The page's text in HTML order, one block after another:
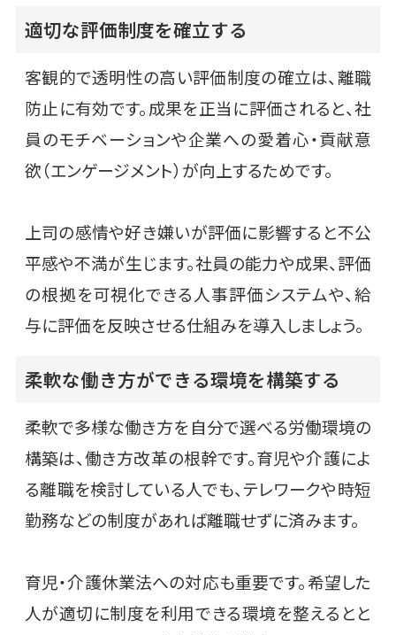
適切な評価制度を確立する
客観的で透明性の高い評価制度の確立は、離職
防止に有効です。成果を正当に評価されると、社
員のモチベーションや企業への愛着心・貢献意
欲（エンゲージメント）が向上するためです。
上司の感情や好き嫌いが評価に影響すると不公
平感や不満が生じます。社員の能力や成果、評価
の根拠を可視化できる人事評価システムや、給
与に評価を反映させる仕組みを導入しましょう。
柔軟な働き方ができる環境を構築する
柔軟で多様な働き方を自分で選べる労働環境の
構築は、働き方改革の根幹です。育児や介護によ
る離職を検討している人でも、テレワークや時短
勤務などの制度があれば離職せずに済みます。
育児・介護休業法への対応も重要です。希望した
人が適切に制度を利用できる環境を整えるとと